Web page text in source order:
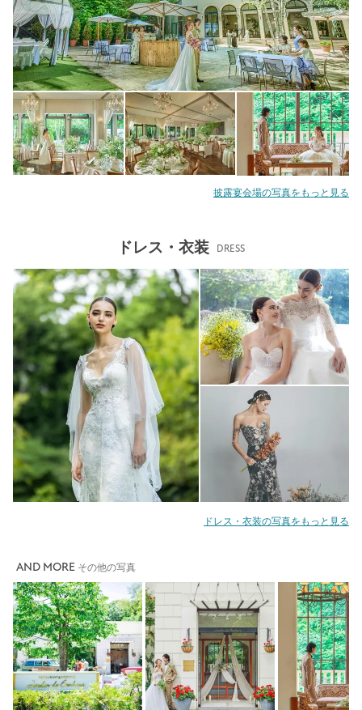
披露宴会場の写真をもっと見る
ドレス・衣装 DRESS
ドレス・衣装の写真をもっと見る
AND MORE その他の写真